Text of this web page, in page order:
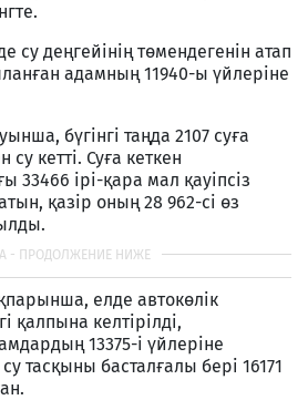
су деңгейінің төмендегенін атап
адамның 11940-ы үйлеріне
бүгінгі таңда 2107 суға
су кетті. Суға кеткен
33466 ірі-қара мал қауіпсіз
қазір оның 28 962-сі өз
елде автокөлік
қалпына келтірілді,
13375-і үйлеріне
тасқыны басталғалы бері 16171